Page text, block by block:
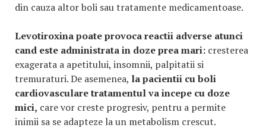
din cauza altor boli sau tratamente medicamentoase.
Levotiroxina poate provoca reactii adverse atunci
cand este administrata in doze prea mari: cresterea
exagerata a apetitului, insomnii, palpitatii si
tremuraturi. De asemenea, la pacientii cu boli
cardiovasculare tratamentul va incepe cu doze
mici, care vor creste progresiv, pentru a permite
inimii sa se adapteze la un metabolism crescut.